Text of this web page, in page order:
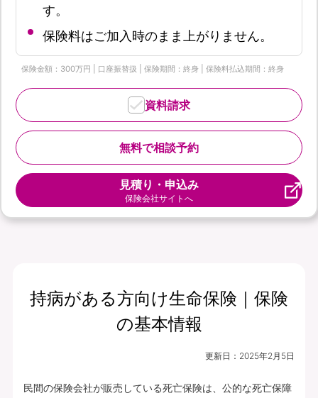
す。
保険料はご加入時のまま上がりません。
保険金額：300万円 | 口座振替扱 | 保険期間：終身 | 保険料払込期間：終身
無料で相談予約
資料請求
見積り・申込み
保険会社サイトへ
持病がある方向け生命保険｜保険
の基本情報
更新日： 2025年2月5日
民間の保険会社が販売している死亡保険は、公的な死亡保障